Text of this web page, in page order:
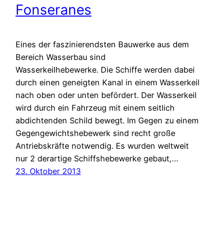
Fonseranes
Eines der faszinierendsten Bauwerke aus dem
Bereich Wasserbau sind
Wasserkeilhebewerke. Die Schiffe werden dabei
durch einen geneigten Kanal in einem Wasserkeil
nach oben oder unten befördert. Der Wasserkeil
wird durch ein Fahrzeug mit einem seitlich
abdichtenden Schild bewegt. Im Gegen zu einem
Gegengewichtshebewerk sind recht große
Antriebskräfte notwendig. Es wurden weltweit
nur 2 derartige Schiffshebewerke gebaut,…
23. Oktober 2013